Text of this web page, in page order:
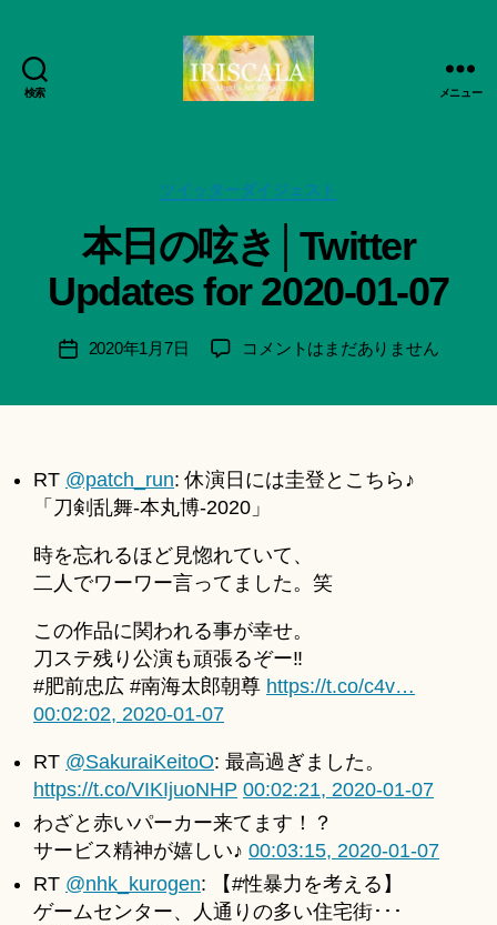
検索
日
活
動
記
録・
品
IRISCALA
メニュー
カ
ゴ
リ
ー
ツイッターダイジェスト
本日の呟き│Twitter
Updates for 2020-01-07
投
:
智
月
u
a
ts
＊
投
2020年1月7日
本
│Twitter
Updates
for
2020-
01-
07
の
コメントはまだありません
RT @patch_run: 休演日には圭登とこちら♪
「刀剣乱舞-本丸博-2020」
時を忘れるほど見惚れていて、
二人でワーワー言ってました。笑
この作品に関われる事が幸せ。
刀ステ残り公演も頑張るぞー‼︎
#肥前忠広 #南海太郎朝尊 https://t.co/c4v…
00:02:02, 2020-01-07
RT @SakuraiKeitoO: 最高過ぎました。
https://t.co/VIKIjuoNHP 00:02:21, 2020-01-07
わざと赤いパーカー来てます！？
サービス精神が嬉しい♪ 00:03:15, 2020-01-07
RT @nhk_kurogen: 【#性暴力を考える】
ゲームセンター、人通りの多い住宅街･･･